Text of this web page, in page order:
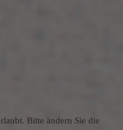
Bitte ändern Sie die